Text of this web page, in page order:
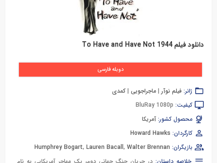
دانلود فیلم To Have and Have Not 1944
دوبله فارسی
ژانر: فیلم نوآر | ماجراجویی | کمدی
کیفیت: BluRay 1080p
محصول کشور: آمریکا
کارگردان: Howard Hawks
بازیگران:
Humphrey Bogart, Lauren Bacall, Walter Brennan